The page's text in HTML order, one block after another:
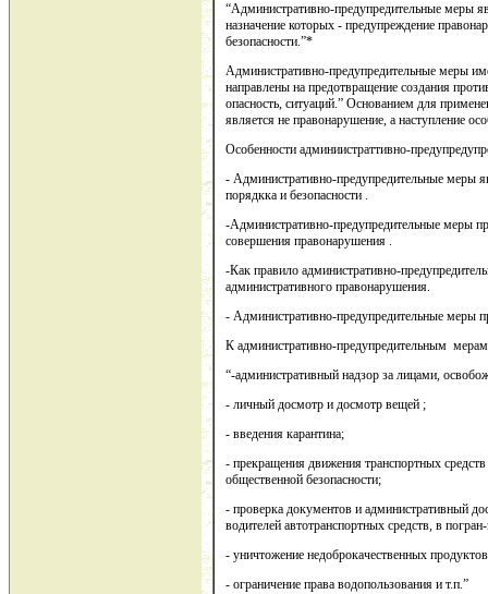
“Административно-предупредительные меры
назначение которых - предупреждение
безопасности.”*
Административно-предупредительные меры
направлены на предотвращение создания
опасность, ситуаций.” Основанием для
является не правонарушение, а наступление
Особенности админиистраттивно-
- Административно-предупредительные меры
порядкка и безопасности .
-Административно-предупредительные меры
совершения правонарушения .
-Как правило административно-
административного правонарушения.
- Административно-предупредительные меры
К административно-предупредительным мерам
“-административный надзор за лицами,
- личный досмотр и досмотр вещей ;
- введения карантина;
- прекращения движения транспортных
общественной безопасности;
- проверка документов и административный
водителей автотранспортных средств, в
- уничтожение недоброкачественных
- ограничение права водопользования и т.п.”